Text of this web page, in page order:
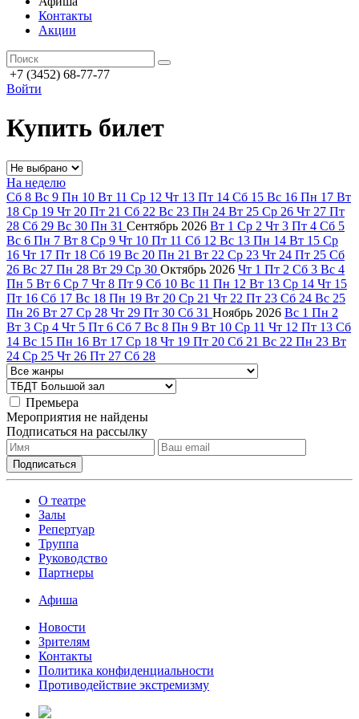
Контакты
Акции
+7 (3452) 68-77-77
Войти
Купить билет
На неделю
Сб 8 Вс 9 Пн 10 Вт 11 Ср 12 Чт 13 Пт 14 Сб 15 Вс 16 Пн 17 Вт
18 Ср 19 Чт 20 Пт 21 Сб 22 Вс 23 Пн 24 Вт 25 Ср 26 Чт 27 Пт
28 Сб 29 Вс 30 Пн 31 Сентябрь 2026 Вт 1 Ср 2 Чт 3 Пт 4 Сб 5
Вс 6 Пн 7 Вт 8 Ср 9 Чт 10 Пт 11 Сб 12 Вс 13 Пн 14 Вт 15 Ср
16 Чт 17 Пт 18 Сб 19 Вс 20 Пн 21 Вт 22 Ср 23 Чт 24 Пт 25 Сб
26 Вс 27 Пн 28 Вт 29 Ср 30 Октябрь 2026 Чт 1 Пт 2 Сб 3 Вс 4
Пн 5 Вт 6 Ср 7 Чт 8 Пт 9 Сб 10 Вс 11 Пн 12 Вт 13 Ср 14 Чт 15
Пт 16 Сб 17 Вс 18 Пн 19 Вт 20 Ср 21 Чт 22 Пт 23 Сб 24 Вс 25
Пн 26 Вт 27 Ср 28 Чт 29 Пт 30 Сб 31 Ноябрь 2026 Вс 1 Пн 2
Вт 3 Ср 4 Чт 5 Пт 6 Сб 7 Вс 8 Пн 9 Вт 10 Ср 11 Чт 12 Пт 13 Сб
14 Вс 15 Пн 16 Вт 17 Ср 18 Чт 19 Пт 20 Сб 21 Вс 22 Пн 23 Вт
24 Ср 25 Чт 26 Пт 27 Сб 28
Премьера
Мероприятия не найдены
Подписаться на рассылку
О театре
Залы
Репертуар
Труппа
Руководство
Партнеры
Афиша
Новости
Зрителям
Контакты
Политика конфиденциальности
Противодействие экстремизму